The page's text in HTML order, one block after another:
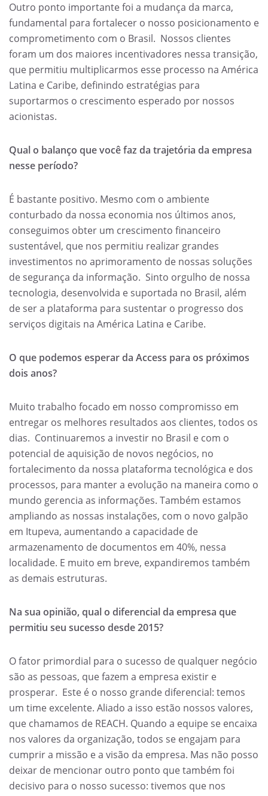
Outro ponto importante foi a mudança da marca,
fundamental para fortalecer o nosso posicionamento e
comprometimento com o Brasil. Nossos clientes
foram um dos maiores incentivadores nessa transição,
que permitiu multiplicarmos esse processo na América
Latina e Caribe, definindo estratégias para
suportarmos o crescimento esperado por nossos
acionistas.
Qual o balanço que você faz da trajetória da empresa
nesse período?
É bastante positivo. Mesmo com o ambiente
conturbado da nossa economia nos últimos anos,
conseguimos obter um crescimento financeiro
sustentável, que nos permitiu realizar grandes
investimentos no aprimoramento de nossas soluções
de segurança da informação. Sinto orgulho de nossa
tecnologia, desenvolvida e suportada no Brasil, além
de ser a plataforma para sustentar o progresso dos
serviços digitais na América Latina e Caribe.
O que podemos esperar da Access para os próximos
dois anos?
Muito trabalho focado em nosso compromisso em
entregar os melhores resultados aos clientes, todos os
dias. Continuaremos a investir no Brasil e com o
potencial de aquisição de novos negócios, no
fortalecimento da nossa plataforma tecnológica e dos
processos, para manter a evolução na maneira como o
mundo gerencia as informações. Também estamos
ampliando as nossas instalações, com o novo galpão
em Itupeva, aumentando a capacidade de
armazenamento de documentos em 40%, nessa
localidade. E muito em breve, expandiremos também
as demais estruturas.
Na sua opinião, qual o diferencial da empresa que
permitiu seu sucesso desde 2015?
O fator primordial para o sucesso de qualquer negócio
são as pessoas, que fazem a empresa existir e
prosperar. Este é o nosso grande diferencial: temos
um time excelente. Aliado a isso estão nossos valores,
que chamamos de REACH. Quando a equipe se encaixa
nos valores da organização, todos se engajam para
cumprir a missão e a visão da empresa. Mas não posso
deixar de mencionar outro ponto que também foi
decisivo para o nosso sucesso: tivemos que nos